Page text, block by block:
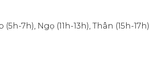
(5h-7h), Ngọ (11h-13h), Thân (15h-